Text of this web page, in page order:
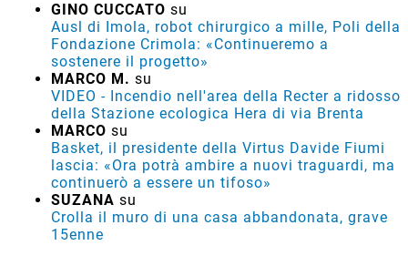
GINO CUCCATO su
Ausl di Imola, robot chirurgico a mille, Poli della
Fondazione Crimola: «Continueremo a
sostenere il progetto»
MARCO M. su
VIDEO - Incendio nell'area della Recter a ridosso
della Stazione ecologica Hera di via Brenta
MARCO su
Basket, il presidente della Virtus Davide Fiumi
lascia: «Ora potrà ambire a nuovi traguardi, ma
continuerò a essere un tifoso»
SUZANA su
Crolla il muro di una casa abbandonata, grave
15enne